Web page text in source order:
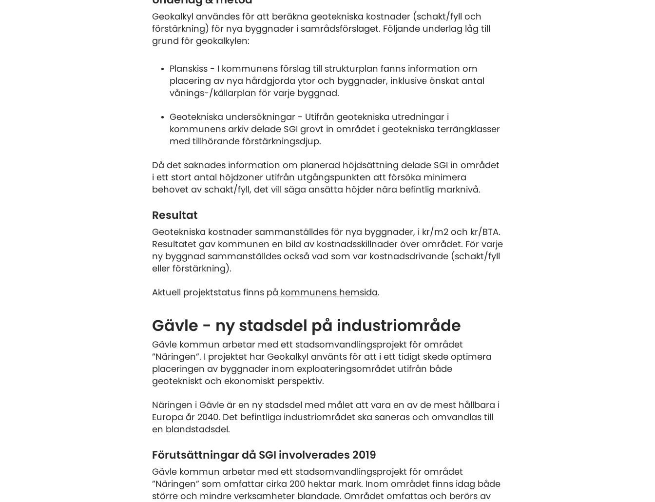
Geokalkyl användes för att beräkna geotekniska kostnader (schakt/fyll och
förstärkning) för nya byggnader i samrådsförslaget. Följande underlag låg till
grund för geokalkylen:
Planskiss - I kommunens förslag till strukturplan fanns information om
placering av nya hårdgjorda ytor och byggnader, inklusive önskat antal
vånings-/källarplan för varje byggnad.
Geotekniska undersökningar - Utifrån geotekniska utredningar i
kommunens arkiv delade SGI grovt in området i geotekniska terrängklasser
med tillhörande förstärkningsdjup.
Då det saknades information om planerad höjdsättning delade SGI in området
i ett stort antal höjdzoner utifrån utgångspunkten att försöka minimera
behovet av schakt/fyll, det vill säga ansätta höjder nära befintlig marknivå.
Resultat
Geotekniska kostnader sammanställdes för nya byggnader, i kr/m2 och kr/BTA.
Resultatet gav kommunen en bild av kostnadsskillnader över området. För varje
ny byggnad sammanställdes också vad som var kostnadsdrivande (schakt/fyll
eller förstärkning).
Aktuell projektstatus finns på kommunens hemsida.
Gävle - ny stadsdel på industriområde
Gävle kommun arbetar med ett stadsomvandlingsprojekt för området
”Näringen”. I projektet har Geokalkyl använts för att i ett tidigt skede optimera
placeringen av byggnader inom exploateringsområdet utifrån både
geotekniskt och ekonomiskt perspektiv.
Näringen i Gävle är en ny stadsdel med målet att vara en av de mest hållbara i
Europa år 2040. Det befintliga industriområdet ska saneras och omvandlas till
en blandstadsdel.
Förutsättningar då SGI involverades 2019
Gävle kommun arbetar med ett stadsomvandlingsprojekt för området
”Näringen” som omfattar cirka 200 hektar mark. Inom området finns idag både
större och mindre verksamheter blandade. Området omfattas och berörs av